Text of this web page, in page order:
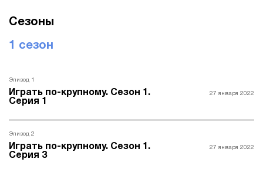
Сезоны
1 сезон
Эпизод 1
Играть по-крупному. Сезон 1.
Серия 1
27 января 2022
Эпизод 2
Играть по-крупному. Сезон 1.
Серия 3
27 января 2022